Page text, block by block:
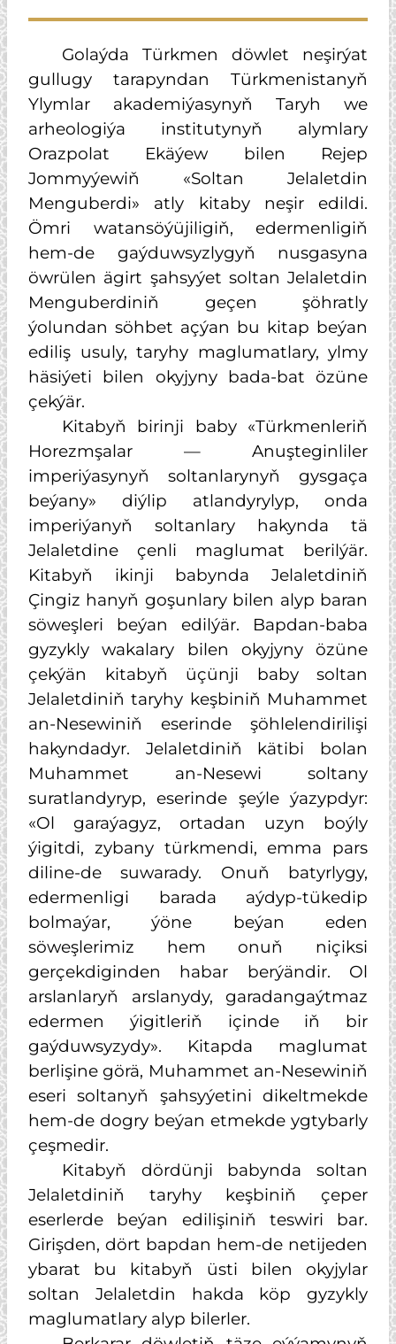
Golaýda Türkmen döwlet neşirýat
gullugy tarapyndan Türkmenistanyň
Ylymlar akademiýasynyň Taryh we
arheologiýa institutynyň alymlary
Orazpolat Ekäýew bilen Rejep
Jommyýewiň «Soltan Jelaletdin
Menguberdi» atly kitaby neşir edildi.
Ömri watansöýüjiligiň, edermenligiň
hem-de gaýduwsyzlygyň nusgasyna
öwrülen ägirt şahsyýet soltan Jelaletdin
Menguberdiniň geçen şöhratly
ýolundan söhbet açýan bu kitap beýan
ediliş usuly, taryhy maglumatlary, ylmy
häsiýeti bilen okyjyny bada-bat özüne
çekýär.
Kitabyň birinji baby «Türkmenleriň
Horezmşalar — Anuşteginliler
imperiýasynyň soltanlarynyň gysgaça
beýany» diýlip atlandyrylyp, onda
imperiýanyň soltanlary hakynda tä
Jelaletdine çenli maglumat berilýär.
Kitabyň ikinji babynda Jelaletdiniň
Çingiz hanyň goşunlary bilen alyp baran
söweşleri beýan edilýär. Bapdan-baba
gyzykly wakalary bilen okyjyny özüne
çekýän kitabyň üçünji baby soltan
Jelaletdiniň taryhy keşbiniň Muhammet
an-Nesewiniň eserinde şöhlelendirilişi
hakyndadyr. Jelaletdiniň kätibi bolan
Muhammet an-Nesewi soltany
suratlandyryp, eserinde şeýle ýazypdyr:
«Ol garaýagyz, ortadan uzyn boýly
ýigitdi, zybany türkmendi, emma pars
diline-de suwarady. Onuň batyrlygy,
edermenligi barada aýdyp-tükedip
bolmaýar, ýöne beýan eden
söweşlerimiz hem onuň niçiksi
gerçekdiginden habar berýändir. Ol
arslanlaryň arslanydy, garadangaýtmaz
edermen ýigitleriň içinde iň bir
gaýduwsyzydy». Kitapda maglumat
berlişine görä, Muhammet an-Nesewiniň
eseri soltanyň şahsyýetini dikeltmekde
hem-de dogry beýan etmekde ygtybarly
çeşmedir.
Kitabyň dördünji babynda soltan
Jelaletdiniň taryhy keşbiniň çeper
eserlerde beýan edilişiniň teswiri bar.
Girişden, dört bapdan hem-de netijeden
ybarat bu kitabyň üsti bilen okyjylar
soltan Jelaletdin hakda köp gyzykly
maglumatlary alyp bilerler.